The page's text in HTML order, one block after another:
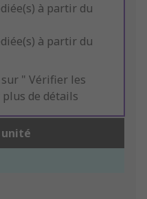
à partir du
à partir du
" Vérifier les
de détails
unité